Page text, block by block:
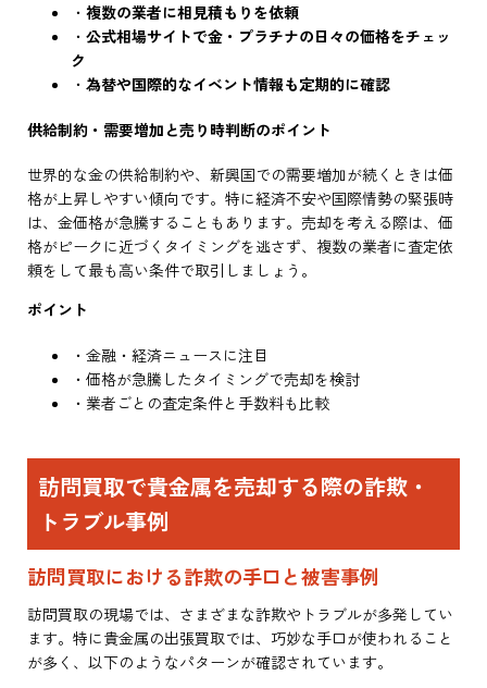
・複数の業者に相見積もりを依頼
・公式相場サイトで金・プラチナの日々の価格をチェッ
ク
・為替や国際的なイベント情報も定期的に確認
供給制約・需要増加と売り時判断のポイント
世界的な金の供給制約や、新興国での需要増加が続くときは価
格が上昇しやすい傾向です。特に経済不安や国際情勢の緊張時
は、金価格が急騰することもあります。売却を考える際は、価
格がピークに近づくタイミングを逃さず、複数の業者に査定依
頼をして最も高い条件で取引しましょう。
ポイント
・金融・経済ニュースに注目
・価格が急騰したタイミングで売却を検討
・業者ごとの査定条件と手数料も比較
訪問買取で貴金属を売却する際の詐欺・
トラブル事例
訪問買取における詐欺の手口と被害事例
訪問買取の現場では、さまざまな詐欺やトラブルが多発してい
ます。特に貴金属の出張買取では、巧妙な手口が使われること
が多く、以下のようなパターンが確認されています。